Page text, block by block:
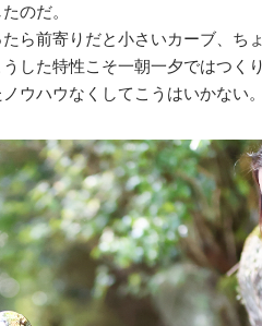
のだ。
ら前寄りだと小さいカーブ、ち
した特性こそ一朝一夕ではつく
ウハウなくしてこうはいかない。